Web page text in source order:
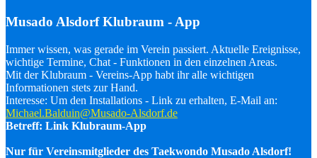
Musado Alsdorf Klubraum - App
Immer wissen, was gerade im Verein passiert. Aktuelle Ereignisse,
wichtige Termine, Chat - Funktionen in den einzelnen Areas.
Mit der Klubraum - Vereins-App habt ihr alle wichtigen
Informationen stets zur Hand.
Interesse: Um den Installations - Link zu erhalten, E-Mail an:
Michael.Balduin@Musado-Alsdorf.de
Betreff: Link Klubraum-App
Nur für Vereinsmitglieder des Taekwondo Musado Alsdorf!